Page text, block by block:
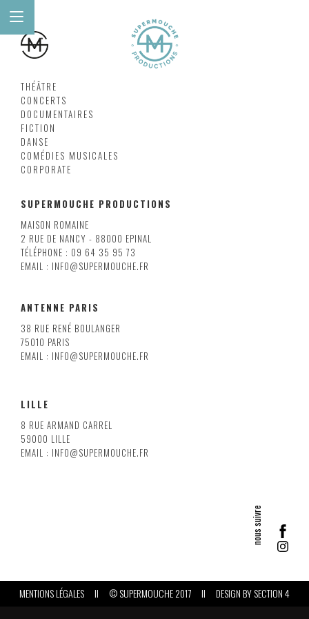
THÉÂTRE
CONCERTS
DOCUMENTAIRES
FICTION
DANSE
COMÉDIES MUSICALES
CORPORATE
SUPERMOUCHE PRODUCTIONS
MAISON ROMAINE
2 RUE DE NANCY - 88000 EPINAL
TÉLÉPHONE : 09 64 35 95 73
EMAIL : INFO@SUPERMOUCHE.FR
ANTENNE PARIS
38 RUE RENÉ BOULANGER
75010 PARIS
EMAIL : INFO@SUPERMOUCHE.FR
LILLE
8 RUE ARMAND CARREL
59000 LILLE
EMAIL : INFO@SUPERMOUCHE.FR
MENTIONS LÉGALES II © SUPERMOUCHE 2017 II DESIGN BYSECTION 4